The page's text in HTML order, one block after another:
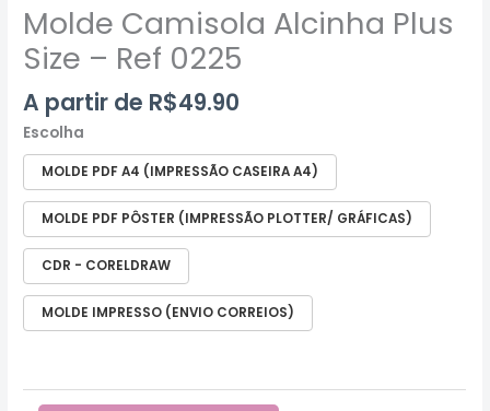
Molde Camisola Alcinha Plus
Size – Ref 0225
A partir de R$49.90
Escolha
MOLDE PDF A4 (IMPRESSÃO CASEIRA A4)
MOLDE PDF PÔSTER (IMPRESSÃO PLOTTER/ GRÁFICAS)
CDR - CORELDRAW
MOLDE IMPRESSO (ENVIO CORREIOS)